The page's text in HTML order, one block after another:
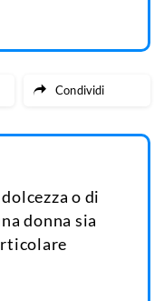
Condividi
o di
donna sia